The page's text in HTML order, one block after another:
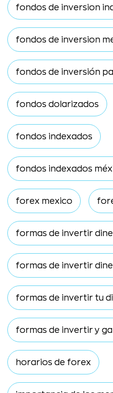
fondos de inversion
fondos de inversion
fondos de inversión
fondos dolarizados
fondos indexados
fondos indexados
forex mexico
formas de invertir
formas de invertir
formas de invertir tu
formas de invertir y
horarios de forex